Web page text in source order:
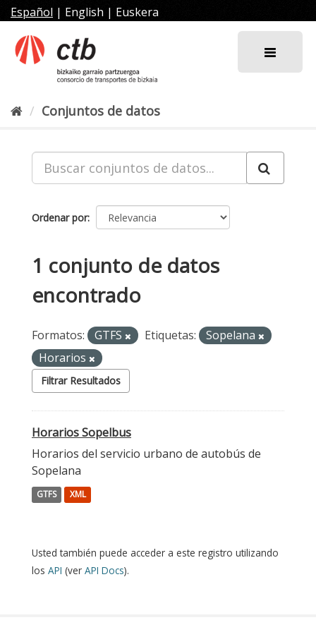
al
contenido
Español | English | Euskera
Conjuntos de datos
Ordenar por
1 conjunto de datos
encontrado
Formatos: GTFS Etiquetas:
Sopelana
Horarios
Filtrar Resultados
Horarios Sopelbus
Horarios del servicio urbano de autobús de
Sopelana
GTFS XML
Usted también puede acceder a este registro utilizando
los API (ver API Docs).